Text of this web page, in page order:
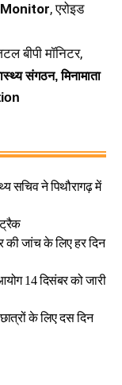
, एरोइड
बीपी मॉनिटर,
संगठन,मिनामाता
सचिव ने पिथौरागढ़ में
की जांच के लिए हर दिन
14 दिसंबर को जारी
के लिए दस दिन